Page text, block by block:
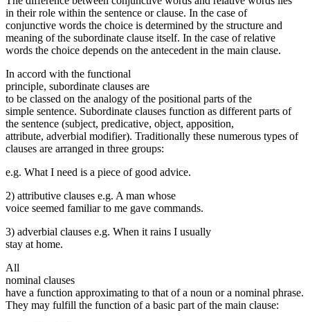
in their role within the sentence or clause. In the case of
conjunctive words the choice is determined by the structure and
meaning of the subordinate clause itself. In the case of relative
words the choice depends on the antecedent in the main clause.
In accord with the functional
principle, subordi­nate clauses are
to be classed on the analogy of the posi­tional parts of the
simple sentence. Subordinate clauses function as different parts of
the sentence (subject, predi­cative, object, apposition,
attribute, adverbial modifier). Traditionally these numerous types of
clauses are ar­ranged in three groups:
e.g. What I need is a piece of good advice.
2) at­tributive clauses e.g. A man whose
voice seemed familiar to me gave commands.
3) adverbial clauses e.g. When it rains I usually
stay at home.
All
nominal clauses
have a function approximating to that of a noun or a nominal phrase.
They may fulfill the function of a basic part of the main clause: